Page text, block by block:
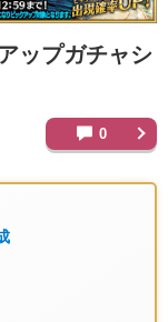
ップガチャシ
0